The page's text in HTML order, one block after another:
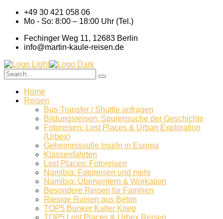
+49 30 421 058 06
Mo - So: 8:00 – 18:00 Uhr (Tel.)
Fechinger Weg 11, 12683 Berlin
info@martin-kaule-reisen.de
Home
Reisen
Bus-Transfer / Shuttle anfragen
Bildungsreisen: Spurensuche der Geschichte
Fotoreisen: Lost Places & Urban Exploration
(Urbex)
Geheimnisvolle Inseln in Europa
Klassenfahrten
Lost Places: Fotoreisen
Namibia: Fotoreisen und mehr
Namibia: Überwintern & Workation
Besondere Reisen für Familien
Riesige Ruinen aus Beton
TOP5 Bunker Kalter Krieg
TOP5 Lost Places & Urbex Reisen